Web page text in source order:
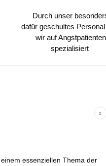
Durch unser
dafür geschultes
wir auf Angstpatienten
spezialisiert
essenziellen Thema der